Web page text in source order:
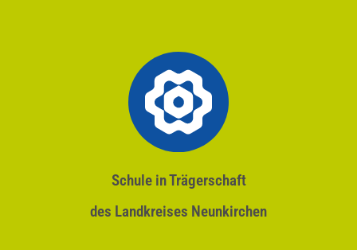
Schule in Trägerschaft
des Landkreises Neunkirchen